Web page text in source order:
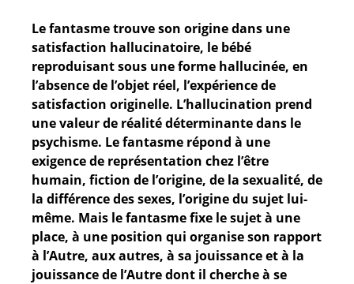
Le fantasme trouve son origine dans une
satisfaction hallucinatoire, le bébé
reproduisant sous une forme hallucinée, en
l’absence de l’objet réel, l’expérience de
satisfaction originelle. L’hallucination prend
une valeur de réalité déterminante dans le
psychisme. Le fantasme répond à une
exigence de représentation chez l’être
humain, fiction de l’origine, de la sexualité, de
la différence des sexes, l’origine du sujet lui-
même. Mais le fantasme fixe le sujet à une
place, à une position qui organise son rapport
à l’Autre, aux autres, à sa jouissance et à la
jouissance de l’Autre dont il cherche à se